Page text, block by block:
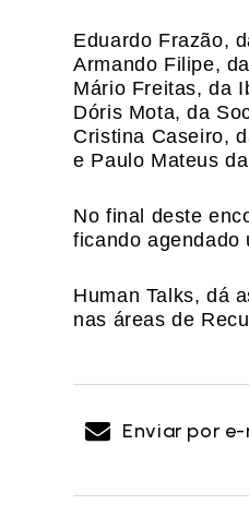
Eduardo Frazão,
Armando Filipe,
Mário Freitas, da
Dóris Mota, da
Cristina Caseiro,
e Paulo Mateus
No final deste
ficando agendado
Human Talks, dá
nas áreas de
Enviar por